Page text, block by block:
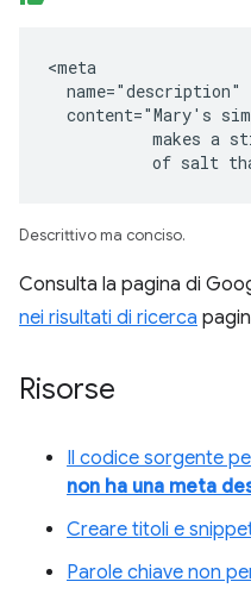
<meta
  name="description"
content="Mary's
makes a
of salt
Descrittivo ma conciso.
Consulta la pagina di
nei risultati di ricerca
Risorse
Il codice sorgente
non ha una meta
Creare titoli e
Parole chiave non